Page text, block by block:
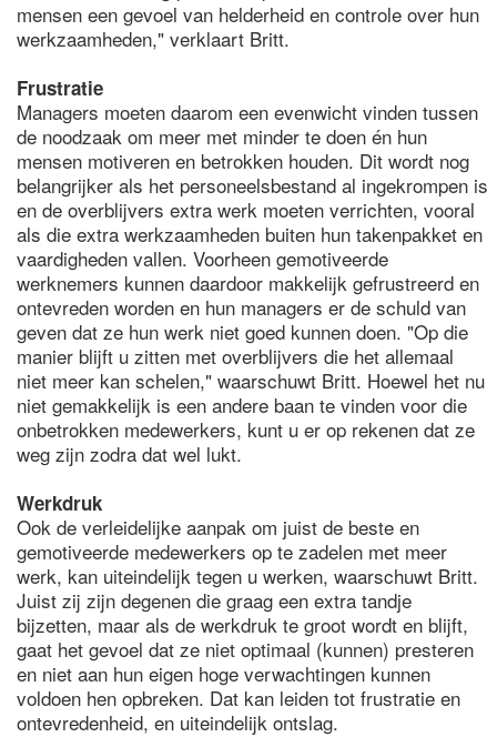
mensen een gevoel van helderheid en controle over hun
werkzaamheden," verklaart Britt.
Frustratie
Managers moeten daarom een evenwicht vinden tussen
de noodzaak om meer met minder te doen én hun
mensen motiveren en betrokken houden. Dit wordt nog
belangrijker als het personeelsbestand al ingekrompen is
en de overblijvers extra werk moeten verrichten, vooral
als die extra werkzaamheden buiten hun takenpakket en
vaardigheden vallen. Voorheen gemotiveerde
werknemers kunnen daardoor makkelijk gefrustreerd en
ontevreden worden en hun managers er de schuld van
geven dat ze hun werk niet goed kunnen doen. "Op die
manier blijft u zitten met overblijvers die het allemaal
niet meer kan schelen," waarschuwt Britt. Hoewel het nu
niet gemakkelijk is een andere baan te vinden voor die
onbetrokken medewerkers, kunt u er op rekenen dat ze
weg zijn zodra dat wel lukt.
Werkdruk
Ook de verleidelijke aanpak om juist de beste en
gemotiveerde medewerkers op te zadelen met meer
werk, kan uiteindelijk tegen u werken, waarschuwt Britt.
Juist zij zijn degenen die graag een extra tandje
bijzetten, maar als de werkdruk te groot wordt en blijft,
gaat het gevoel dat ze niet optimaal (kunnen) presteren
en niet aan hun eigen hoge verwachtingen kunnen
voldoen hen opbreken. Dat kan leiden tot frustratie en
ontevredenheid, en uiteindelijk ontslag.